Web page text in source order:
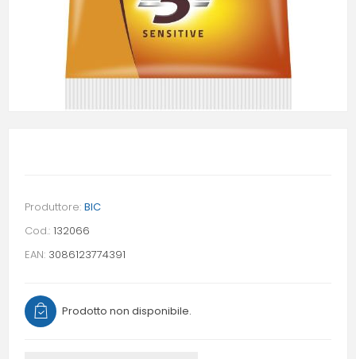
Produttore: BIC
Cod.: 132066
EAN: 3086123774391
Prodotto non disponibile.